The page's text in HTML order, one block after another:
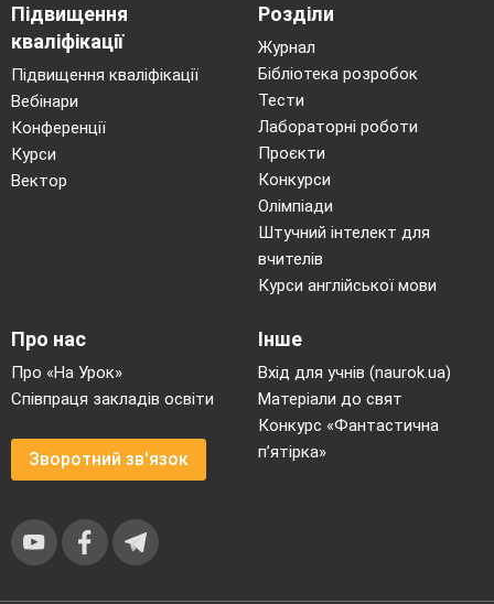
Підвищення
кваліфікації
Підвищення кваліфікації
Вебінари
Конференції
Курси
Вектор
Розділи
Журнал
Бібліотека розробок
Тести
Лабораторні роботи
Проєкти
Конкурси
Олімпіади
Штучний інтелект для
вчителів
Курси англійської мови
Про нас
Про «На Урок»
Співпраця закладів освіти
Зворотний зв'язок
Інше
Вхід для учнів (naurok.ua)
Матеріали до свят
Конкурс «Фантастична
п’ятірка»